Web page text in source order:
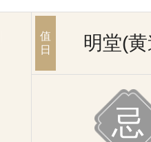
值
日
明堂(
忌